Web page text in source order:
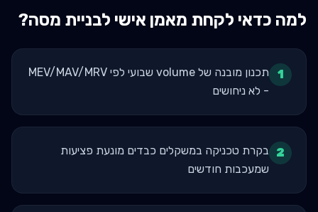
למה כדאי לקחת מאמן אישי לבניית מסה?
1
תכנון מובנה של volume שבועי לפי MEV/MAV/MRV
- לא ניחושים
2
בקרת טכניקה במשקלים כבדים מונעת פציעות
שמעכבות חודשים